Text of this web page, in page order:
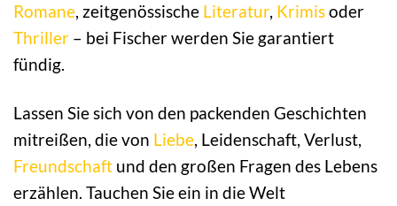
Romane, zeitgenössische Literatur, Krimisoder
Thriller – bei Fischer werden Sie garantiert
fündig.
Lassen Sie sich von den packenden Geschichten
mitreißen, die von Liebe, Leidenschaft, Verlust,
Freundschaft und den großen Fragen des Lebens
erzählen. Tauchen Sie ein in die Welt